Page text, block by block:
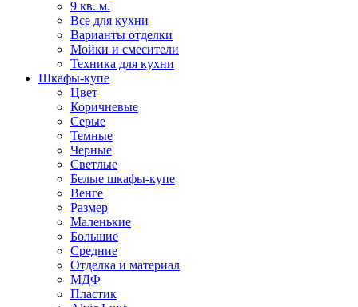
9 кв. м.
Все для кухни
Варианты отделки
Мойки и смесители
Техника для кухни
Шкафы-купе
Цвет
Коричневые
Серые
Темные
Черные
Светлые
Белые шкафы-купе
Венге
Размер
Маленькие
Большие
Средние
Отделка и материал
МДФ
Пластик